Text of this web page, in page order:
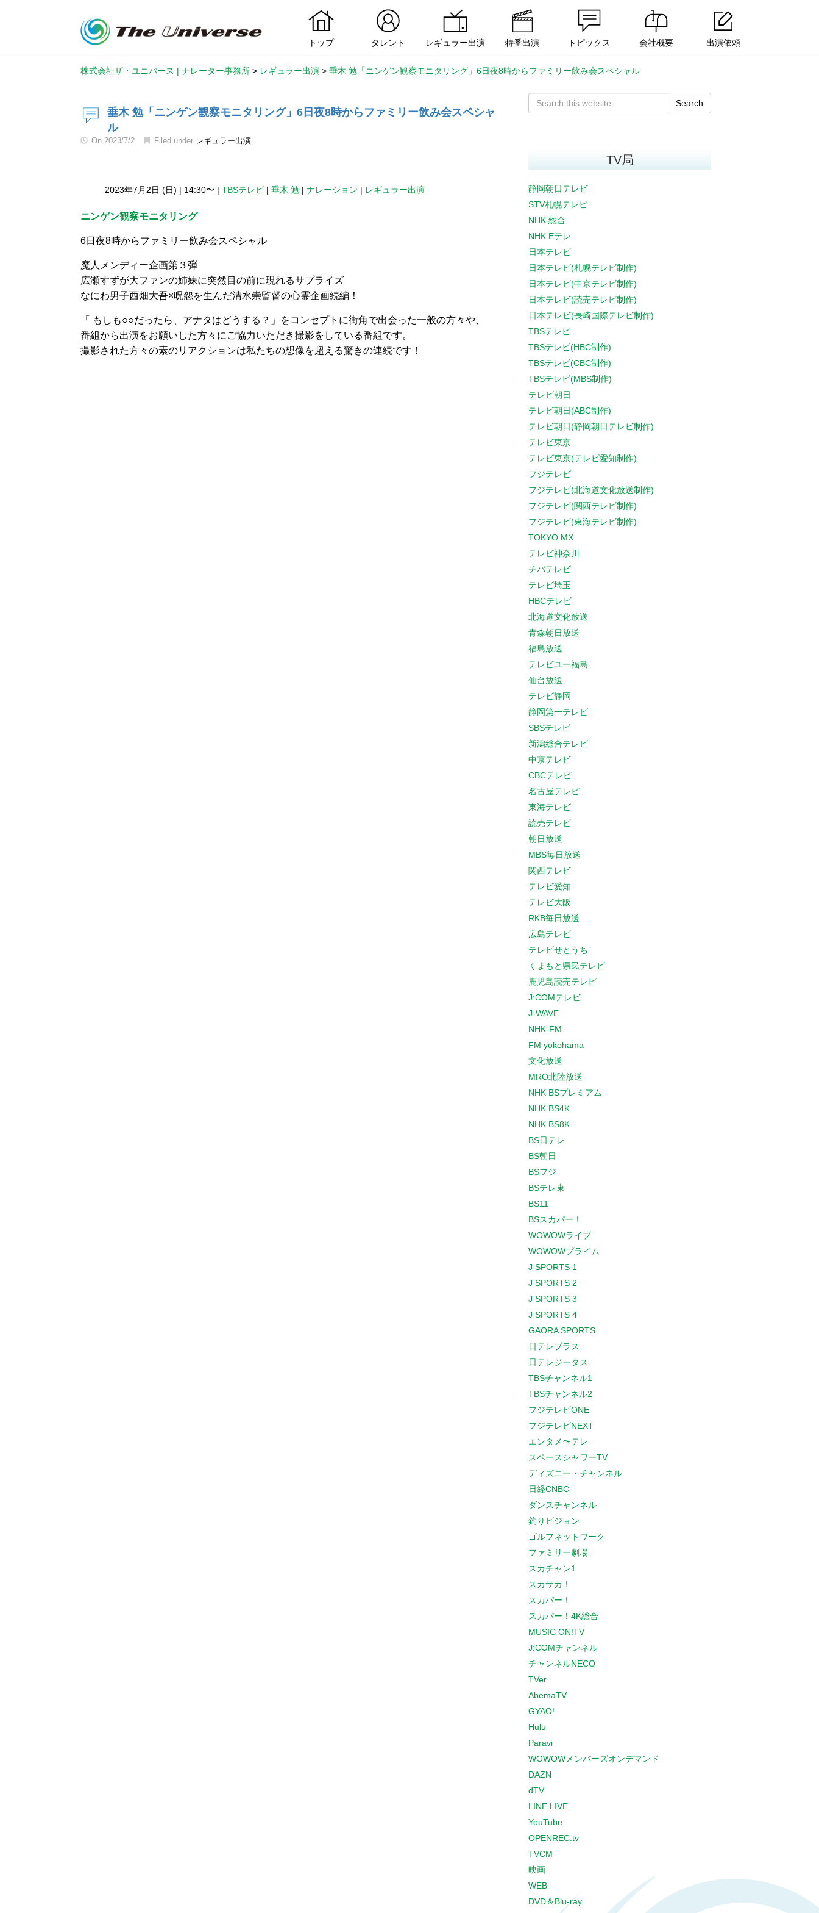
トップ タレント レギュラー出演 特番出演 トピックス 会社概要 出演依頼
株式会社ザ・ユニバース | ナレーター事務所 > レギュラー出演 > 垂木 勉「ニンゲン観察モニタリング」6日夜8時からファミリー飲み会スペシャル
垂木 勉「ニンゲン観察モニタリング」6日夜8時からファミリー飲み会スペシャ
ル
On 2023/7/2 Filed under レギュラー出演
2023年7月2日 (日) | 14:30〜 | TBSテレビ | 垂木 勉 | ナレーション | レギュラー出演
ニンゲン観察モニタリング
6日夜8時からファミリー飲み会スペシャル
魔人メンディー企画第３弾
広瀬すずが大ファンの姉妹に突然目の前に現れるサプライズ
なにわ男子西畑大吾×呪怨を生んだ清水崇監督の心霊企画続編！
「 もしも○○だったら、アナタはどうする？」をコンセプトに街角で出会った一般の方々や、
番組から出演をお願いした方々にご協力いただき撮影をしている番組です。
撮影された方々の素のリアクションは私たちの想像を超える驚きの連続です！
Search
TV局
静岡朝日テレビ
STV札幌テレビ
NHK 総合
NHK Eテレ
日本テレビ
日本テレビ(札幌テレビ制作)
日本テレビ(中京テレビ制作)
日本テレビ(読売テレビ制作)
日本テレビ(長崎国際テレビ制作)
TBSテレビ
TBSテレビ(HBC制作)
TBSテレビ(CBC制作)
TBSテレビ(MBS制作)
テレビ朝日
テレビ朝日(ABC制作)
テレビ朝日(静岡朝日テレビ制作)
テレビ東京
テレビ東京(テレビ愛知制作)
フジテレビ
フジテレビ(北海道文化放送制作)
フジテレビ(関西テレビ制作)
フジテレビ(東海テレビ制作)
TOKYO MX
テレビ神奈川
チバテレビ
テレビ埼玉
HBCテレビ
北海道文化放送
青森朝日放送
福島放送
テレビユー福島
仙台放送
テレビ静岡
静岡第一テレビ
SBSテレビ
新潟総合テレビ
中京テレビ
CBCテレビ
名古屋テレビ
東海テレビ
読売テレビ
朝日放送
MBS毎日放送
関西テレビ
テレビ愛知
テレビ大阪
RKB毎日放送
広島テレビ
テレビせとうち
くまもと県民テレビ
鹿児島読売テレビ
J:COMテレビ
J-WAVE
NHK-FM
FM yokohama
文化放送
MRO北陸放送
NHK BSプレミアム
NHK BS4K
NHK BS8K
BS日テレ
BS朝日
BSフジ
BSテレ東
BS11
BSスカパー！
WOWOWライブ
WOWOWプライム
J SPORTS 1
J SPORTS 2
J SPORTS 3
J SPORTS 4
GAORA SPORTS
日テレプラス
日テレジータス
TBSチャンネル1
TBSチャンネル2
フジテレビONE
フジテレビNEXT
エンタメ〜テレ
スペースシャワーTV
ディズニー・チャンネル
日経CNBC
ダンスチャンネル
釣りビジョン
ゴルフネットワーク
ファミリー劇場
スカチャン1
スカサカ！
スカパー！
スカパー！4K総合
MUSIC ON!TV
J:COMチャンネル
チャンネルNECO
TVer
AbemaTV
GYAO!
Hulu
Paravi
WOWOWメンバーズオンデマンド
DAZN
dTV
LINE LIVE
YouTube
OPENREC.tv
TVCM
映画
WEB
DVD＆Blu-ray